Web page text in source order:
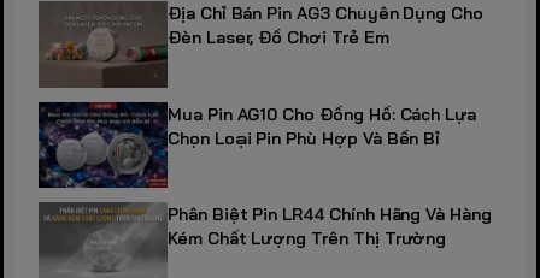
Địa Chỉ Bán Pin AG3 Chuyên Dụng Cho
Đèn Laser, Đồ Chơi Trẻ Em
Mua Pin AG10 Cho Đồng Hồ: Cách Lựa
Chọn Loại Pin Phù Hợp Và Bền Bỉ
Phân Biệt Pin LR44 Chính Hãng Và Hàng
Kém Chất Lượng Trên Thị Trường